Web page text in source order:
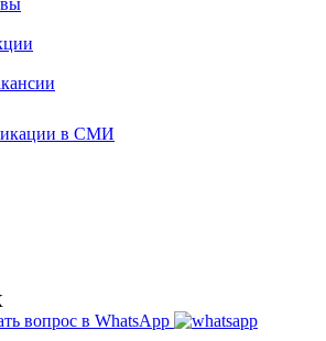
в СМИ
вопрос в WhatsApp